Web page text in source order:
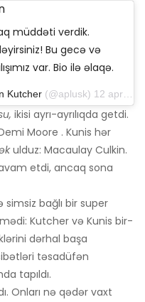
müddəti verdik.
Bu gecə və
var. Bio ilə əlaqə.
Kutcher (@aplusk) 12 aprel 2019-cu il, saat 14: 50-də PDT
ikisi ayrı-ayrılıqda getdi.
Moore . Kunis hər
ulduz: Macaulay Culkin.
etdi, ancaq sona
bağlı bir super
Kutcher və Kunis bir-
dərhal başa
təsadüfən
tapıldı.
Onları nə qədər vaxt